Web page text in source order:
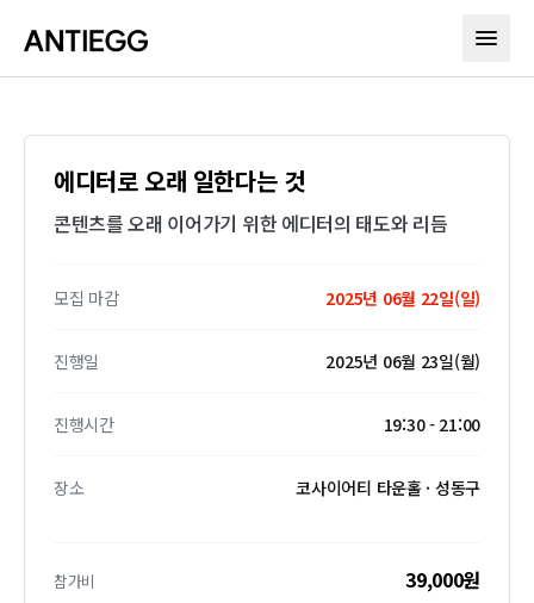
에디터로 오래 일한다는 것
콘텐츠를 오래 이어가기 위한 에디터의 태도와 리듬
모집 마감 2025년 06월 22일(일)
진행일 2025년 06월 23일(월)
진행시간 19:30 - 21:00
장소 코사이어티 타운홀 · 성동구
참가비 39,000원